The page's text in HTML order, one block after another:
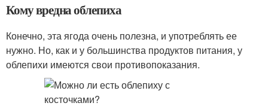
Кому вредна облепиха
Конечно, эта ягода очень полезна, и употреблять ее
нужно. Но, как и у большинства продуктов питания, у
облепихи имеются свои противопоказания.